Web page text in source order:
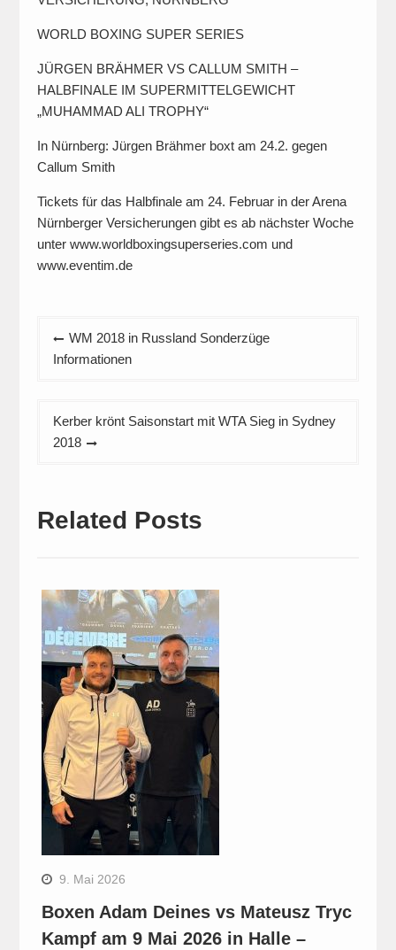
WORLD BOXING SUPER SERIES
JÜRGEN BRÄHMER VS CALLUM SMITH –
HALBFINALE IM SUPERMITTELGEWICHT
„MUHAMMAD ALI TROPHY“
In Nürnberg: Jürgen Brähmer boxt am 24.2. gegen
Callum Smith
Tickets für das Halbfinale am 24. Februar in der Arena
Nürnberger Versicherungen gibt es ab nächster Woche
unter www.worldboxingsuperseries.com und
www.eventim.de
Beitragsnavigation
WM 2018 in Russland Sonderzüge
Informationen
Kerber krönt Saisonstart mit WTA Sieg in Sydney
2018
Related Posts
9. Mai 2026
Boxen Adam Deines vs Mateusz Tryc
Kampf am 9 Mai 2026 in Halle –